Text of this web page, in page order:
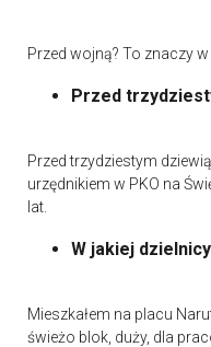
Przed wojną? To znaczy
Przed
Przed trzydziestym
urzędnikiem w PKO na
lat.
W jakiej
Mieszkałem na placu
świeżo blok, duży, dla